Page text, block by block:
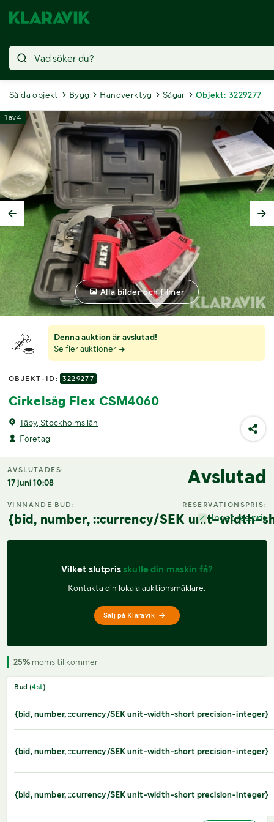
Sålda objekt Bygg Handverktyg Sågar Objekt: 3229277
Denna auktion är avslutad!
Se fler auktioner
OBJEKT-ID: 3229277
Cirkelsåg Flex CSM4060
Täby, Stockholms län
Företag
1 av4
Alla bilder och filmer
AVSLUTADES:
17 juni 10:08 Avslutad
VINNANDE BUD:
{bid, number, ::currency/SEK unit-width-
RESERVATIONSPRIS:
Inget res.pris
Vilket slutpris skulle din maskin få?
Kontakta din lokala auktionsmäklare.
Sälj på Klaravik
25% moms tillkommer
Bud (4st)
{bid, number, ::currency/SEK unit-width-short precision-integer}
{bid, number, ::currency/SEK unit-width-short precision-integer}
{bid, number, ::currency/SEK unit-width-short precision-integer}